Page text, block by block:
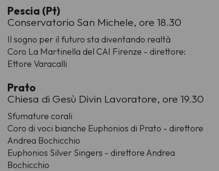
Pescia (Pt)
Conservatorio San Michele, ore 18.30
Il sogno per il futuro sta diventando realtà
Coro La Martinella del CAI Firenze - direttore:
Ettore Varacalli
Prato
Chiesa di Gesù Divin Lavoratore, ore 19.30
Sfumature corali
Coro di voci bianche Euphonios di Prato - direttore
Andrea Bochicchio
Euphonios Silver Singers - direttore Andrea
Bochicchio